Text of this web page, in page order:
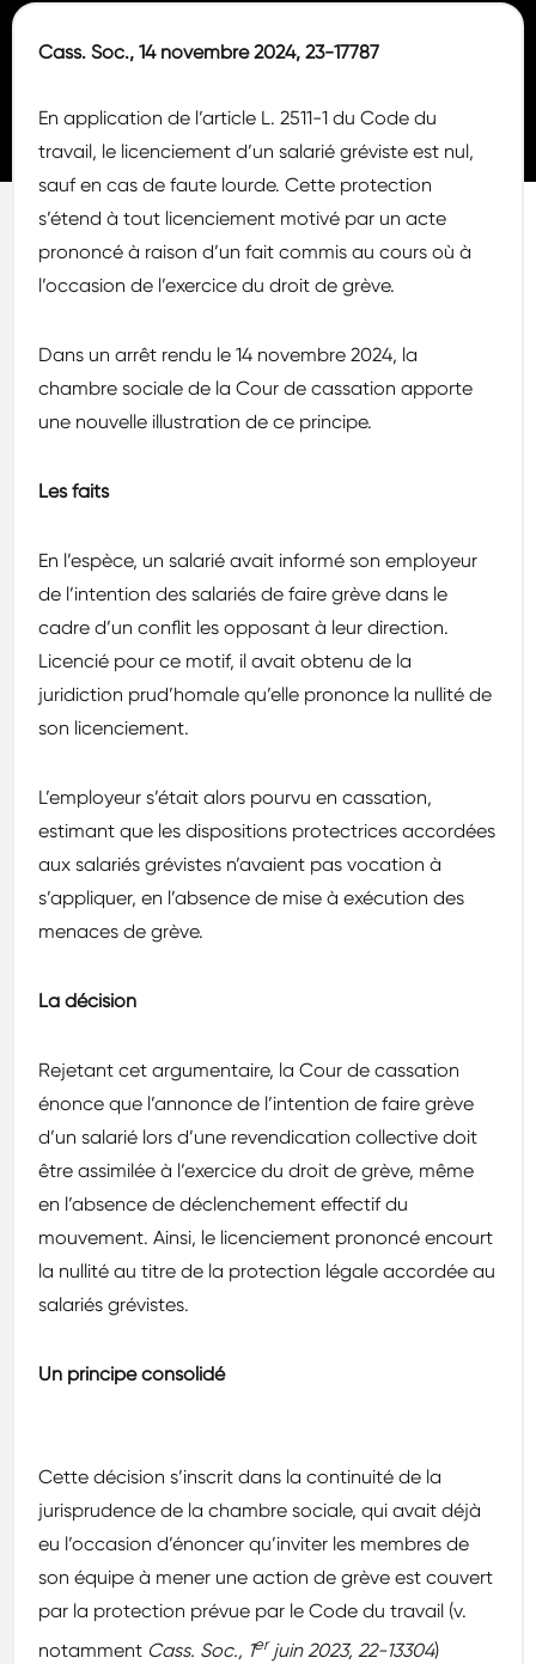
Cass. Soc., 14 novembre 2024, 23-17787
En application de l’article L. 2511-1 du Code du
travail, le licenciement d’un salarié gréviste est nul,
sauf en cas de faute lourde. Cette protection
s’étend à tout licenciement motivé par un acte
prononcé à raison d’un fait commis au cours où à
l’occasion de l’exercice du droit de grève.
Dans un arrêt rendu le 14 novembre 2024, la
chambre sociale de la Cour de cassation apporte
une nouvelle illustration de ce principe.
Les faits
En l’espèce, un salarié avait informé son employeur
de l’intention des salariés de faire grève dans le
cadre d’un conflit les opposant à leur direction.
Licencié pour ce motif, il avait obtenu de la
juridiction prud’homale qu’elle prononce la nullité de
son licenciement.
L’employeur s’était alors pourvu en cassation,
estimant que les dispositions protectrices accordées
aux salariés grévistes n’avaient pas vocation à
s’appliquer, en l’absence de mise à exécution des
menaces de grève.
La décision
Rejetant cet argumentaire, la Cour de cassation
énonce que l’annonce de l’intention de faire grève
d’un salarié lors d’une revendication collective doit
être assimilée à l’exercice du droit de grève, même
en l’absence de déclenchement effectif du
mouvement. Ainsi, le licenciement prononcé encourt
la nullité au titre de la protection légale accordée au
salariés grévistes.
Un principe consolidé
Cette décision s’inscrit dans la continuité de la
jurisprudence de la chambre sociale, qui avait déjà
eu l’occasion d’énoncer qu’inviter les membres de
son équipe à mener une action de grève est couvert
par la protection prévue par le Code du travail (v.
notamment Cass. Soc., 1erjuin 2023, 22-13304)